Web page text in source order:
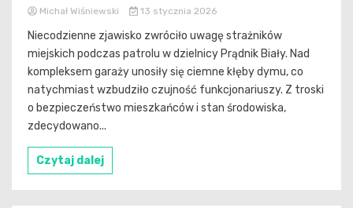
Michał Wiśniewski 13 stycznia 2026
Niecodzienne zjawisko zwróciło uwagę strażników
miejskich podczas patrolu w dzielnicy Prądnik Biały. Nad
kompleksem garaży unosiły się ciemne kłęby dymu, co
natychmiast wzbudziło czujność funkcjonariuszy. Z troski
o bezpieczeństwo mieszkańców i stan środowiska,
zdecydowano...
Czytaj dalej